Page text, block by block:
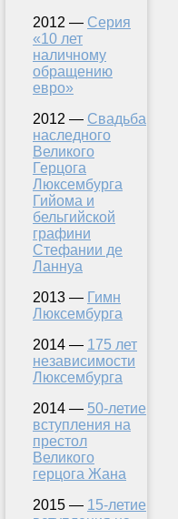
2012 — Серия
«10 лет
наличному
обращению
евро»
2012 — Свадьба
наследного
Великого
Герцога
Люксембурга
Гийома и
бельгийской
графини
Стефании де
Ланнуа
2013 — Гимн
Люксембурга
2014 — 175 лет
независимости
Люксембурга
2014 — 50-летие
вступления на
престол
Великого
герцога Жана
2015 — 15-летие